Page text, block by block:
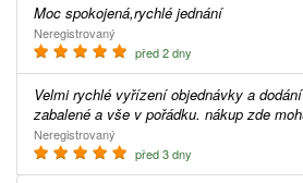
Moc spokojená,rychlé jednání
Neregistrovaný
před 2 dny
Velmi rychlé vyřízení objednávky a dodání zboží. pečlivě
zabalené a vše v pořádku. nákup zde
Neregistrovaný
před 3 dny